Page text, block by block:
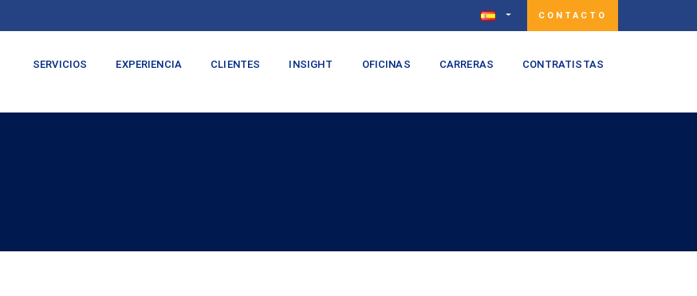
CONTACTO
SERVICIOS EXPERIENCIA CLIENTES INSIGHT OFICINAS CARRERAS CONTRATISTAS